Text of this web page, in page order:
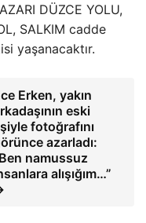
DÜZCE YOLU,
SALKIM cadde
yaşanacaktır.
Erken, yakın
eski
fotoğrafını
azarladı:
namussuz
alışığım…”